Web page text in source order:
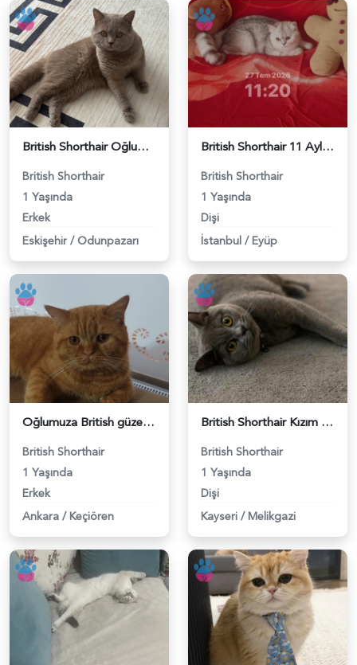
British Shorthair Oğlumuza eş arıyoruz - 118984638
British Shorthair
1 Yaşında
Erkek
Eskişehir / Odunpazarı
British Shorthair 11 Aylık Kızım Eş Arıyor - 118984640
British Shorthair
1 Yaşında
Dişi
İstanbul / Eyüp
Oğlumuza British güzel dişi arıyoruz - 118984620
British Shorthair
1 Yaşında
Erkek
Ankara / Keçiören
British Shorthair Kızım Mila'ya eş arıyorum - 118984614
British Shorthair
1 Yaşında
Dişi
Kayseri / Melikgazi